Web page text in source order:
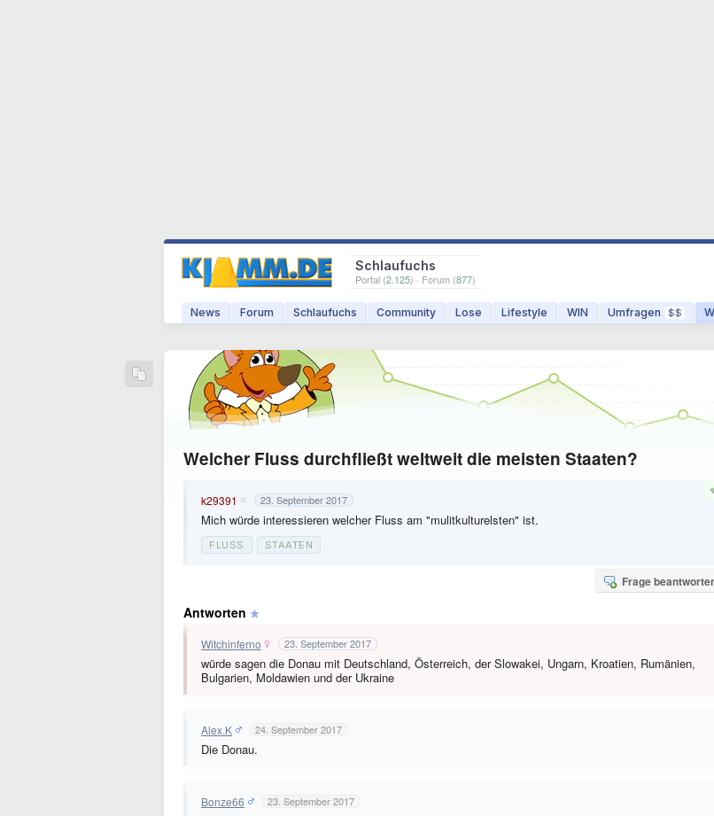
Schlaufuchs
Portal (2.125) · Forum (877)
News Forum Schlaufuchs Community Lose Lifestyle WIN Umfragen $$
Welcher Fluss durchfließt weltweit die meisten Staaten?
k29391 23. September 2017
Mich würde interessieren welcher Fluss am "mulitkulturelsten" ist.
FLUSS STAATEN
Frage
Antworten
Witchinferno 23. September 2017
würde sagen die Donau mit Deutschland, Österreich, der Slowakei, Ungarn, Kroatien, Rumänien,
Bulgarien, Moldawien und der Ukraine
Alex.K 24. September 2017
Die Donau.
Bonze66 23. September 2017